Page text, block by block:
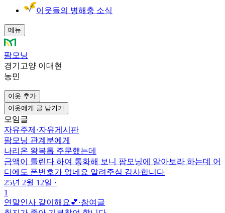
이웃들의 병해충 소식
메뉴
팜모닝
경기고양 이대현
농민
이웃 추가
이웃에게 글 남기기
모임글
자유주제 ·자유게시판
팜모닝 관계분에게
나리온 왕복톱 주문했는데
금액이 틀린다 하여 통화해 보니 팜모닝에 알아보라 하는데 어
디에도 폰번호가 없네요 알려주심 감사합니다
25년 2월 12일 ·
1
연말인사 같이해요💕·참여글